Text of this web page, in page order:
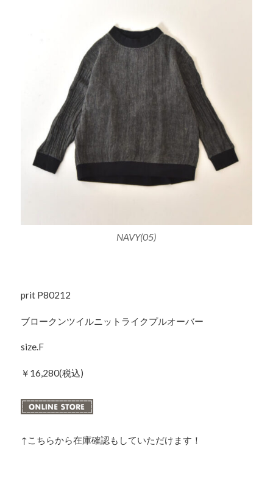
NAVY(05)
prit P80212
ブロークンツイルニットライクプルオーバー
size.F
￥16,280(税込)
↑こちらから在庫確認もしていただけます！